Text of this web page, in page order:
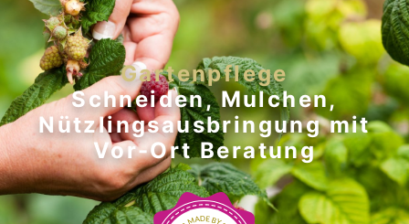
Gartenpflege
Schneiden, Mulchen,
Nützlingsausbringung mit
Vor-Ort Beratung